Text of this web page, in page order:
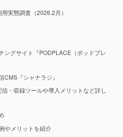
実態調査（2026.2月）
ングサイト『PODPLACE（ポッドプレ
CMS『シャナラジ』
・収録ツールや導入メリットなど詳し
やメリットを紹介